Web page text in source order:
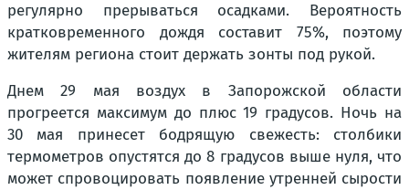
регулярно прерываться осадками. Вероятность
кратковременного дождя составит 75%, поэтому
жителям региона стоит держать зонты под рукой.
Днем 29 мая воздух в Запорожской области
прогреется максимум до плюс 19 градусов. Ночь на
30 мая принесет бодрящую свежесть: столбики
термометров опустятся до 8 градусов выше нуля, что
может спровоцировать появление утренней сырости